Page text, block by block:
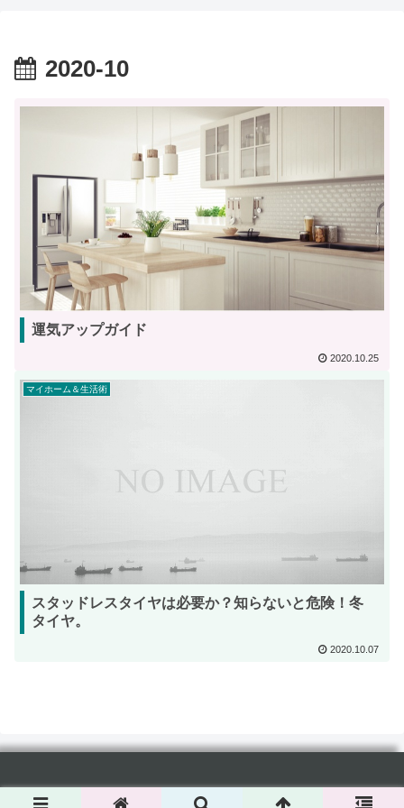
2020-10
運気アップガイド
2020.10.25
マイホーム＆生活術
スタッドレスタイヤは必要か？知らないと危険！冬
タイヤ。
2020.10.07